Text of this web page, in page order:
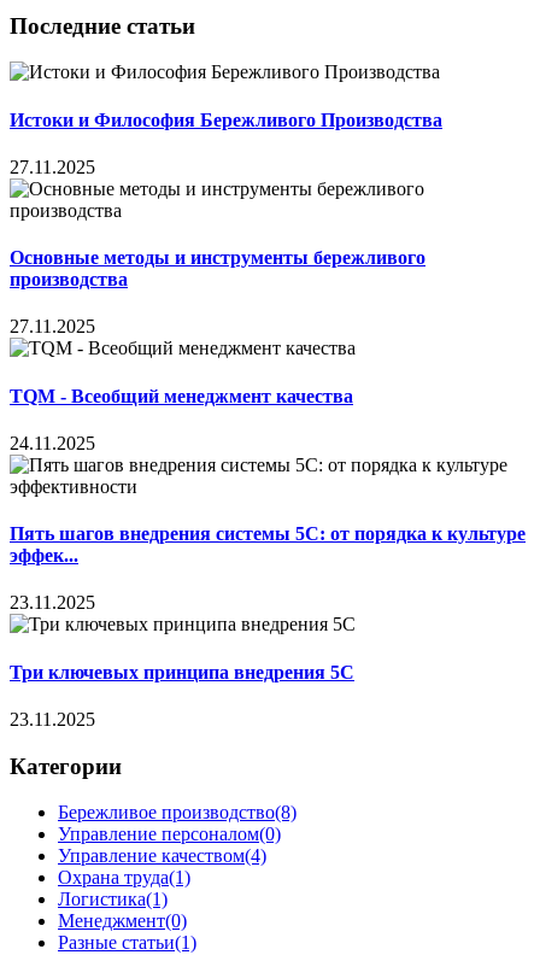
Последние статьи
Истоки и Философия Бережливого Производства
27.11.2025
Основные методы и инструменты бережливого
производства
27.11.2025
TQM - Всеобщий менеджмент качества
24.11.2025
Пять шагов внедрения системы 5С: от порядка к культуре
эффек...
23.11.2025
Три ключевых принципа внедрения 5С
23.11.2025
Категории
Бережливое производство(8)
Управление персоналом(0)
Управление качеством(4)
Охрана труда(1)
Логистика(1)
Менеджмент(0)
Разные статьи(1)